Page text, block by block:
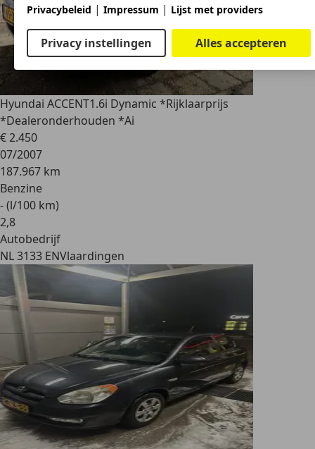
Hyundai ACCENT1.6i Dynamic *Rijklaarprijs
*Dealeronderhouden *Ai
€ 2.450
07/2007
187.967 km
Benzine
- (l/100 km)
2,8
Autobedrijf
NL 3133 ENVlaardingen
Privacybeleid | Impressum | Lijst met providers
Privacy instellingen Alles accepteren